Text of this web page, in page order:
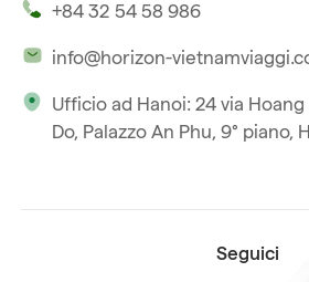
Iscriviti alla
La nostra licenza internazionale
+84 32 54 58 986
info@horizon-
Ufficio ad Hanoi: 24 via
Do, Palazzo An Phu, 9° piano,
Seguici